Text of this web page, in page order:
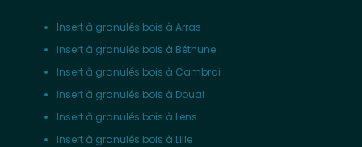
Insert à granulés bois à Arras
Insert à granulés bois à Béthune
Insert à granulés bois à Cambrai
Insert à granulés bois à Douai
Insert à granulés bois à Lens
Insert à granulés bois à Lille